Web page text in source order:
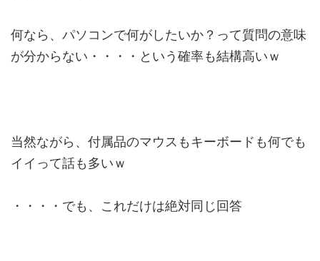
何なら、パソコンで何がしたいか？って質問の意味
が分からない・・・・という確率も結構高いｗ
当然ながら、付属品のマウスもキーボードも何でも
イイって話も多いｗ
・・・・でも、これだけは絶対同じ回答